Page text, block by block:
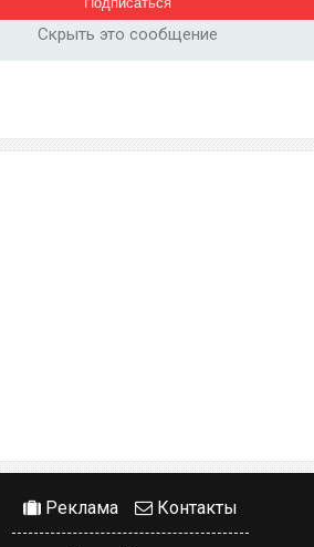
Скрыть это сообщение
Реклама Контакты